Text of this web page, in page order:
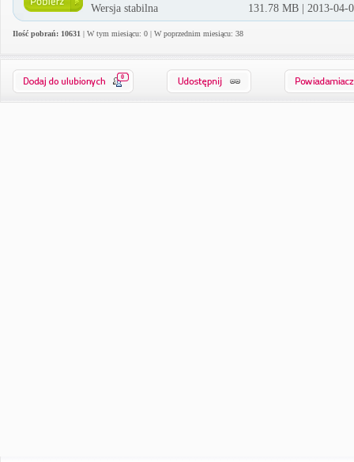
Wersja stabilna 131.78 MB | 2013-04-
Ilość pobrań: 10631 | W tym miesiącu: 0 | W poprzednim miesiącu: 38
0